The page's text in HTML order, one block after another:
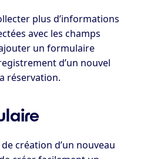
plus d’informations
avec les champs
un formulaire
d’un nouvel
réservation.
création d’un nouveau